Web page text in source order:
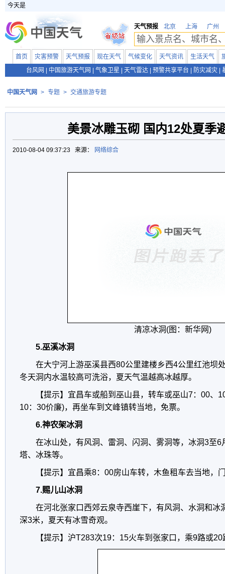
今天是
天气预报 北京 上海 广州
首页 灾害预警 天气预报 现在天气 气候变化 天气资讯 生活天气
台风网
中国旅游天气网 气象卫星 天气雷达 预警共享平台 防灾减灾
中国天气网 > 专题 > 交通旅游专题
美景冰雕玉砌 国内12处夏季
2010-08-04 09:37:23 来源： 网络综合
清凉冰洞(图：新华网)
5.巫溪冰洞
在大宁河上游巫溪县西80公里建楼乡西4公里红池坝
冬天洞内水温较高可洗浴，夏天气温越高冰越厚。
【提示】宜昌车或船到巫山县，转车或巫山7：00、
10：30价廉)，再坐车到文峰镇转当地，免票。
6.神农架冰洞
在冰山处，有风洞、雷洞、闪洞、雾洞等，冰洞3至
塔、冰珠等。
【提示】宜昌乘8：00房山车转，木鱼租车去当地，
7.赐儿山冰洞
在河北张家口西郊云泉寺西崖下，有风洞、水洞和冰
深3米，夏天有冰雪奇观。
【提示】沪T283次19：15火车到张家口，乘9路或